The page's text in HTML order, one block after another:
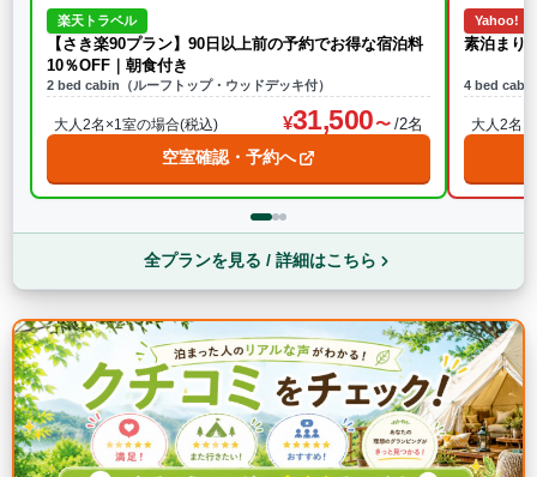
楽天トラベル
【さき楽90プラン】90日以上前の予約でお得な宿泊料
10％OFF｜朝食付き
2 bed cabin（ルーフトップ・ウッドデッキ付）
大人2名×1室の場合(税込) 31,500 /2名
空室確認・予約へ
Yahoo!ト
素泊まり
4 bed cabin
大人2名
全プランを見る / 詳細はこちら